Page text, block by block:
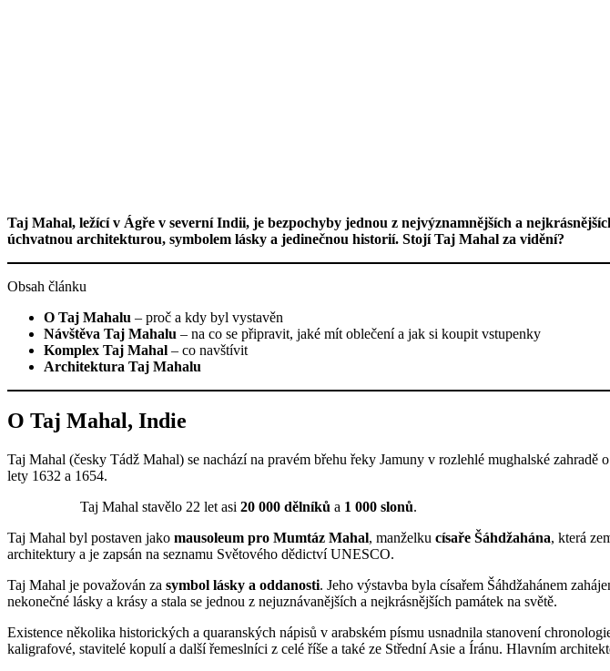
Taj Mahal, ležící v Ágře v severní Indii, je bezpochyby jednou z nejvýznamnějších a
úchvatnou architekturou, symbolem lásky a jedinečnou historií. Stojí Taj Mahal za vidění?
Obsah článku
O Taj Mahalu – proč a kdy byl vystavěn
Návštěva Taj Mahalu – na co se připravit, jaké mít oblečení a jak si koupit vstupenky
Komplex Taj Mahal – co navštívit
Architektura Taj Mahalu
O Taj Mahal, Indie
Taj Mahal (česky Tádž Mahal) se nachází na pravém břehu řeky Jamuny v rozlehlé mughalské
lety 1632 a 1654.
Taj Mahal stavělo 22 let asi 20 000 dělníků a 1 000 slonů.
Taj Mahal byl postaven jako mausoleum pro Mumtáz Mahal, manželku císaře Šáhdžahána, která
architektury a je zapsán na seznamu Světového dědictví UNESCO.
Taj Mahal je považován za symbol lásky a oddanosti. Jeho výstavba byla císařem Šáhdžahánem
nekonečné lásky a krásy a stala se jednou z nejuznávanějších a nejkrásnějších památek na světě.
Existence několika historických a quaranských nápisů v arabském písmu usnadnila stanovení
kaligrafové, stavitelé kopulí a další řemeslníci z celé říše a také ze Střední Asie a Íránu. Hlavním